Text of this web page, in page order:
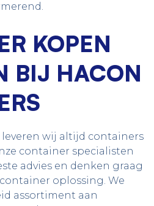
KOPEN
BIJ HACON
wij altijd containers
container specialisten
advies en denken graag
oplossing. We
assortiment aan